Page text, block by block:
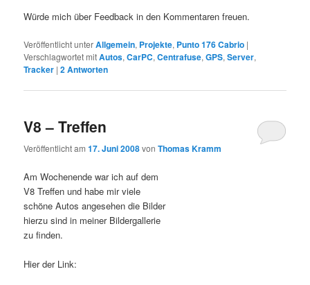
Würde mich über Feedback in den Kommentaren freuen.
Veröffentlicht unterAllgemein, Projekte, Punto 176 Cabrio |
Verschlagwortet mitAutos,CarPC,Centrafuse,GPS,Server,
Tracker |2Antworten
V8 – Treffen
Veröffentlicht am17. Juni 2008vonThomas Kramm
Am Wochenende war ich auf dem
V8 Treffen und habe mir viele
schöne Autos angesehen die Bilder
hierzu sind in meiner Bildergallerie
zu finden.
Hier der Link: